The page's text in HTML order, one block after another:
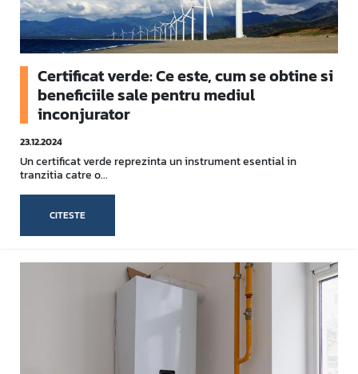
Certificat verde: Ce este, cum se obtine si
beneficiile sale pentru mediul
inconjurator
23.12.2024
Un certificat verde reprezinta un instrument esential in
tranzitia catre o...
CITESTE